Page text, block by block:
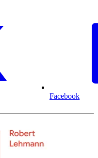
Facebook